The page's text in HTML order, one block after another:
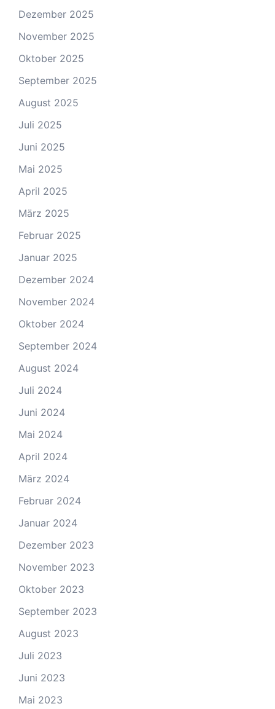
Dezember 2025
November 2025
Oktober 2025
September 2025
August 2025
Juli 2025
Juni 2025
Mai 2025
April 2025
März 2025
Februar 2025
Januar 2025
Dezember 2024
November 2024
Oktober 2024
September 2024
August 2024
Juli 2024
Juni 2024
Mai 2024
April 2024
März 2024
Februar 2024
Januar 2024
Dezember 2023
November 2023
Oktober 2023
September 2023
August 2023
Juli 2023
Juni 2023
Mai 2023